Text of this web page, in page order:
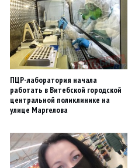
ПЦР-лаборатория начала
работать в Витебской городской
центральной поликлинике на
улице Маргелова